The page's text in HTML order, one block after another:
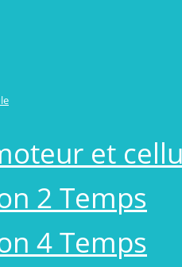
et
2 Temps
4 Temps